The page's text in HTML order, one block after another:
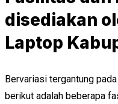
disediakan
Laptop
Bervariasi tergantung
berikut adalah beberapa